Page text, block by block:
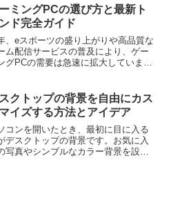
や設定、ウイルスなどを一掃し、動
改善できます。し...
ミングPCの選び方と最新ト
ド完全ガイド
、eスポーツの盛り上がりや高品質な
ム配信サービスの普及により、ゲー
グPCの需要は急速に拡大していま
ょう。この記事では、ゲーミングPC
礎知識から選び方...
クトップの背景を自由にカス
イズする方法とアイデア
コンを開いたとき、最初に目に入る
デスクトップの背景です。お気に入
写真やシンプルなカラー背景を設定